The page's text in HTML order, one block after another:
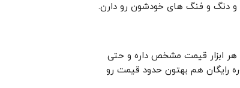
و دنگ و فنگ های خودشون رو دارن.
هر ابزار قیمت مشخص داره و حتی
رایگان هم بهتون حدود قیمت رو